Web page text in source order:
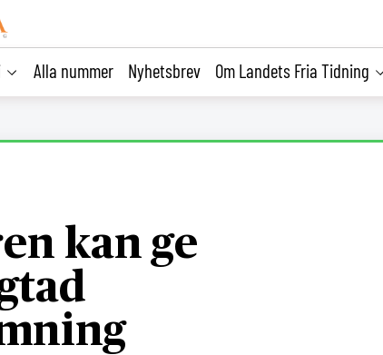
Alla nummer Nyhetsbrev Om Landets Fria Tidning
kan ge